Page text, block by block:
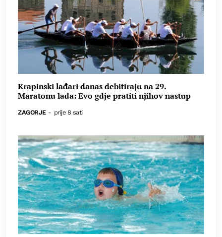
Krapinski lađari danas debitiraju na 29.
Maratonu lađa: Evo gdje pratiti njihov nastup
ZAGORJE - prije 8 sati